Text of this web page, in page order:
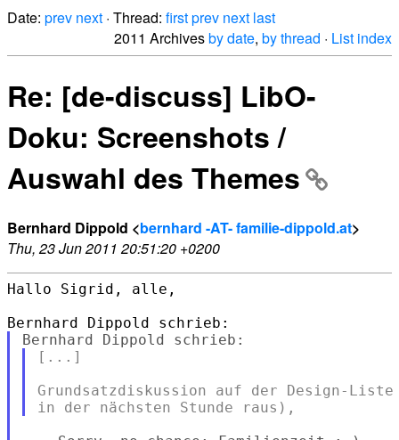
Date: prev next · Thread: firstprev next last
2011 Archivesby date, by thread · List index
Re: [de-discuss] LibO-
Doku: Screenshots /
Auswahl des Themes
Bernhard Dippold <bernhard -AT- familie-dippold.at>
Thu, 23 Jun 2011 20:51:20 +0200
Hallo Sigrid, alle,
[...]
Grundsatzdiskussion auf der Design-